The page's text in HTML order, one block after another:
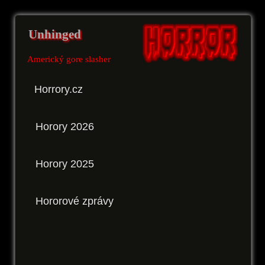
Unhinged
Americký gore slasher
Horrory.cz
Horory 2026
Horory 2025
Hororové zprávy